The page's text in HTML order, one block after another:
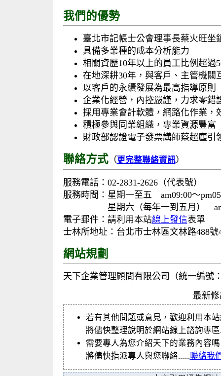
我們的優勢
臺北市記帳士公會理事長蔡火旺坐
具備多業種的成本分析能力
相關資歷10年以上的員工比例超過
在地深耕30年，與客戶、主管機關
以客戶的永續發展為最高指導原則
企業化經營，內控嚴謹，力求零錯
採用專業會計軟體，網路化作業，
積極參與同業組織，專業資源豐富
財政部認證電子發票講師蔡超塵引
聯絡方式（更完整聯絡資訊）
服務電話：02-2831-2626（代表號）
服務時間：星期一至五 am09:00～
星期六（每年一到五月）
電子郵件：請利用本站線上發信表單
士林所地址：台北市士林區文林路488號
網站規劃
天下企業管理顧問有限公司（統一編號
最新修
若有其他問題或意見，歡迎利用本
將儘快整理說明於網站線上諮詢專區
需要專人為您介紹天下的業務內容
將儘快指派專人與您聯絡......聯絡我